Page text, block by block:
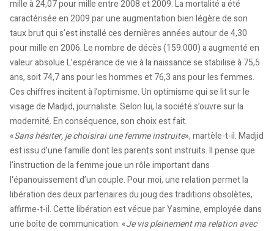
mille à 24,07 pour mille entre 2008 et 2009. La mortalité a été
caractérisée en 2009 par une augmentation bien légère de son
taux brut qui s’est installé ces dernières années autour de 4,30
pour mille en 2006. Le nombre de décès (159.000) a augmenté en
valeur absolue L’espérance de vie à la naissance se stabilise à 75,5
ans, soit 74,7 ans pour les hommes et 76,3 ans pour les femmes.
Ces chiffres incitent à l’optimisme. Un optimisme qui se lit sur le
visage de Madjid, journaliste. Selon lui, la société s’ouvre sur la
modernité. En conséquence, son choix est fait.
«Sans hésiter, je choisirai une femme instruite», martèle-t-il. Madjid
est issu d’une famille dont les parents sont instruits. Il pense que
l’instruction de la femme joue un rôle important dans
l‘épanouissement d’un couple. Pour moi, une relation permet la
libération des deux partenaires du joug des traditions obsolètes,
affirme-t-il. Cette libération est vécue par Yasmine, employée dans
une boîte de communication. «Je vis pleinement ma relation avec